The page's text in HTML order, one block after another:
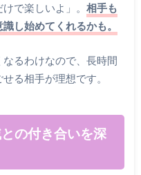
で楽しいよ」。 相手も
し始めてくれるかも。
るわけなので、長時間
る相手が理想です。
の付き合いを深